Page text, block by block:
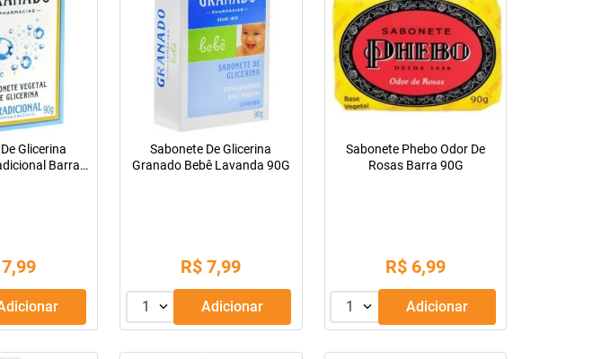
Glicerina
Barra
7,99
Adicionar
Sabonete De Glicerina
Granado Bebê Lavanda 90G
R$ 7,99
1 Adicionar
Sabonete Phebo Odor De
Rosas Barra 90G
R$ 6,99
1 Adicionar